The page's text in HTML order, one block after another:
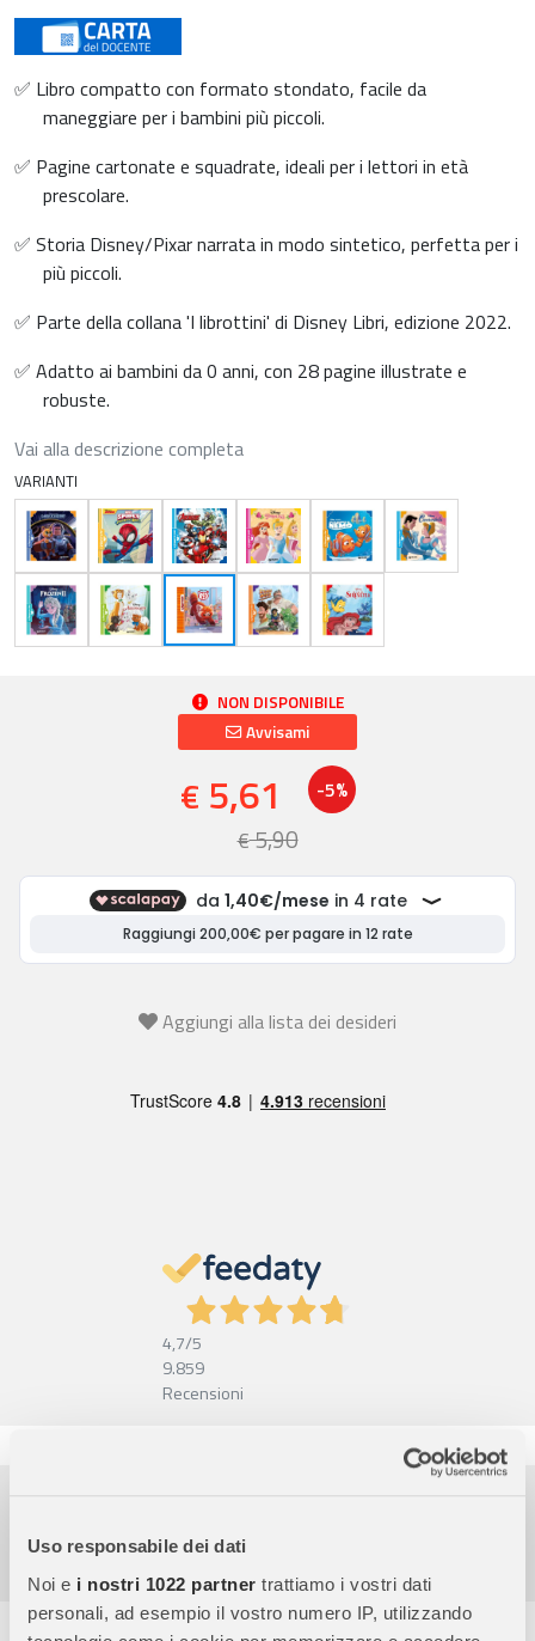
Uso responsabile dei dati
Noi e i nostri 1022 partner trattiamo i vostri dati
personali, ad esempio il vostro numero IP, utilizzando
✅ Libro compatto con formato stondato, facile da
maneggiare per i bambini più piccoli.
✅ Pagine cartonate e squadrate, ideali per i lettori in età
prescolare.
✅ Storia Disney/Pixar narrata in modo sintetico, perfetta per i
più piccoli.
✅ Parte della collana 'I librottini' di Disney Libri, edizione 2022.
✅ Adatto ai bambini da 0 anni, con 28 pagine illustrate e
robuste.
Vai alla descrizione completa
VARIANTI
NON DISPONIBILE
Avvisami
€ 5,61 -5%
€5,90
Aggiungi alla lista dei desideri
4,7/5
9.859
Recensioni
Garanzia e reso facili
Assistenza dal lunedì al venerdì